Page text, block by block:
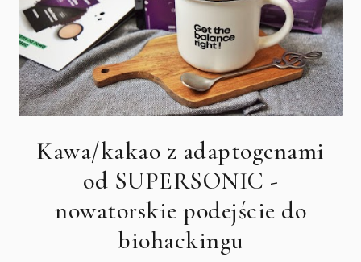
Kawa/kakao z adaptogenami
od SUPERSONIC -
nowatorskie podejście do
biohackingu